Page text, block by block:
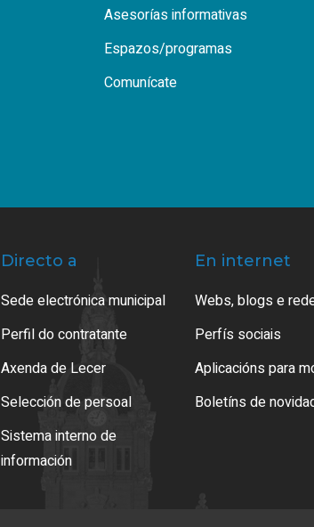
Asesorías informativas
Espazos/programas
Comunícate
Directo a
Sede electrónica municipal
Perfil do contratante
Axenda de Lecer
Selección de persoal
Sistema interno de
información
En internet
Webs, blogs e
Perfís sociais
Aplicacións para
Boletíns de